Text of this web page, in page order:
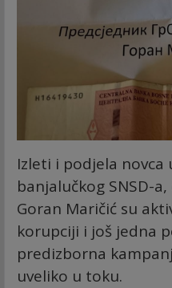
Izleti i podjela novca
banjalučkog SNSD-
Goran Maričić su
korupciji i još jedna
predizborna
uveliko u toku.